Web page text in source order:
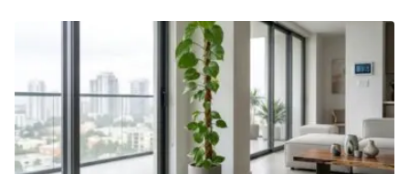
Gee, J. R., Waterman, B. J., Jarrard, D. F., Hedican, S. P.,
Bruskewitz, R. C., & Nakada, S. Y. (2009). Flexible and rigid
cystoscopy in women.
JSLS : Journal of the Society of
Laparoendoscopic Surgeons
(2), 135–138.
https://www.ncbi.nlm.nih.gov/pmc/articles/PMC3015938/
Información sobre su cistoscopia en el quirófano |